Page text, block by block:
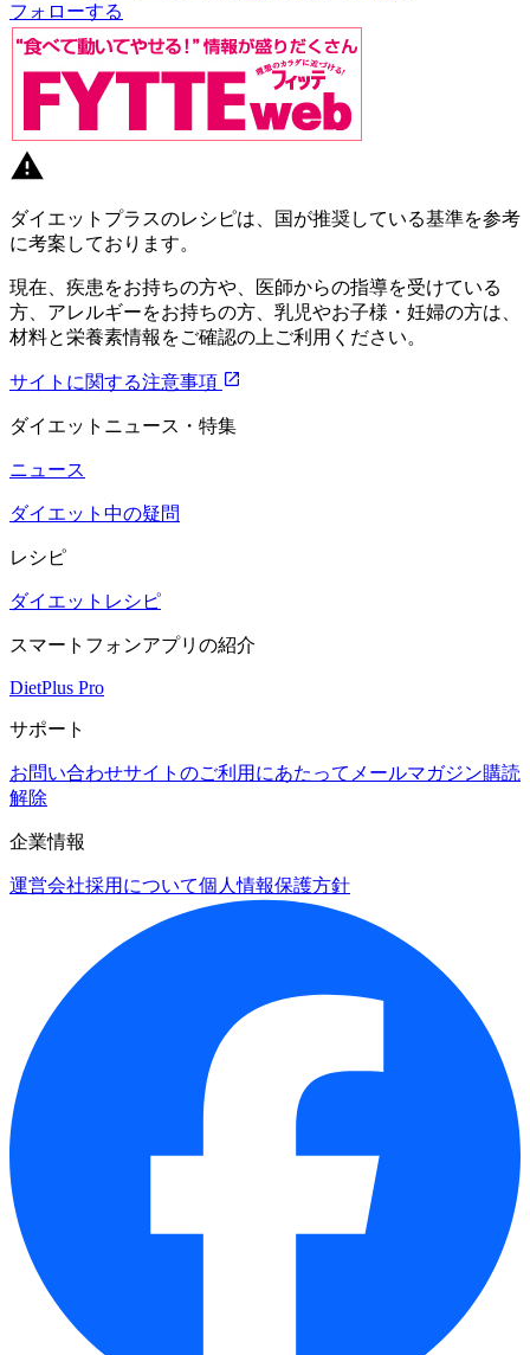
フォローする
ダイエットプラスのレシピは、国が推奨している基準を参考
に考案しております。
現在、疾患をお持ちの方や、医師からの指導を受けている
方、アレルギーをお持ちの方、乳児やお子様・妊婦の方は、
材料と栄養素情報をご確認の上ご利用ください。
サイトに関する注意事項
ダイエットニュース・特集
ニュース
ダイエット中の疑問
レシピ
ダイエットレシピ
スマートフォンアプリの紹介
DietPlus Pro
サポート
お問い合わせサイトのご利用にあたって メールマガジン購読
解除
企業情報
運営会社採用について個人情報保護方針